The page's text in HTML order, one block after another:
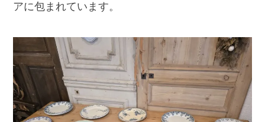
アに包まれています。